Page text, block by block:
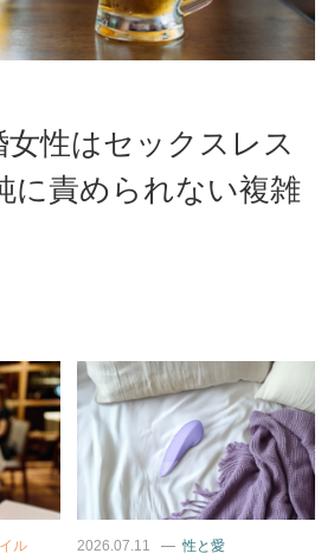
性はセックスレス
に責められない複雑
ル 2026.07.11 性と愛